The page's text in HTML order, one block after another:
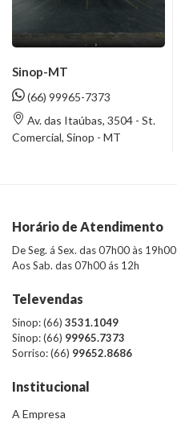
Sinop-MT
(66) 99965-7373
Av. das Itaúbas, 3504 - St.
Comercial, Sinop - MT
Horário de Atendimento
De Seg. á Sex. das 07h00 às 19h00
Aos Sab. das 07h00 ás 12h
Televendas
Sinop: (66) 3531.1049
Sinop: (66) 99965.7373
Sorriso: (66) 99652.8686
Institucional
A Empresa